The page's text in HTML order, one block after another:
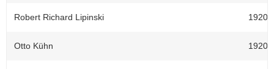
Robert Richard Lipinski 1920-
Otto Kühn 1920